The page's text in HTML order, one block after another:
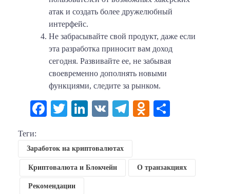
атак и создать более дружелюбный
интерфейс.
Не забрасывайте свой продукт, даже если
эта разработка приносит вам доход
сегодня. Развивайте ее, не забывая
своевременно дополнять новыми
функциями, следите за рынком.
Facebook
TwitterLinkedIn
VK Telegram
Теги:
Заработок на криптовалютах
Криптовалюта и Блокчейн О транзакциях
Рекомендации